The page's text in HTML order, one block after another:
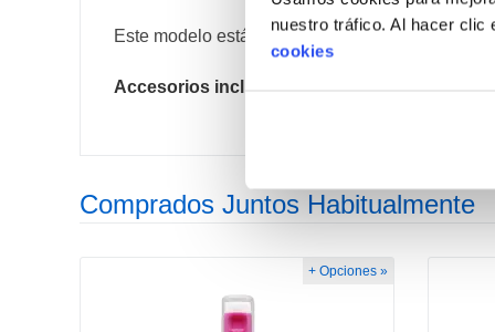
nuestro tráfico. Al hacer clic
cookies
Este modelo está disponible en color verde.
Accesorios incluidos:
Comprados Juntos Habitualmente
+ Opciones »